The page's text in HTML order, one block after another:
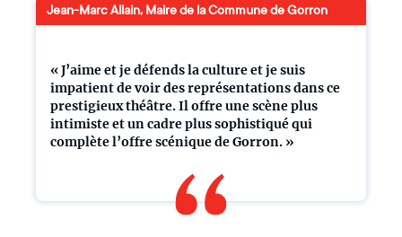
« J’aime et je défends la culture et je suis
impatient de voir des représentations dans ce
prestigieux théâtre. Il offre une scène plus
intimiste et un cadre plus sophistiqué qui
complète l’offre scénique de Gorron. »
Jean-Marc Allain, Maire de la Commune de Gorron